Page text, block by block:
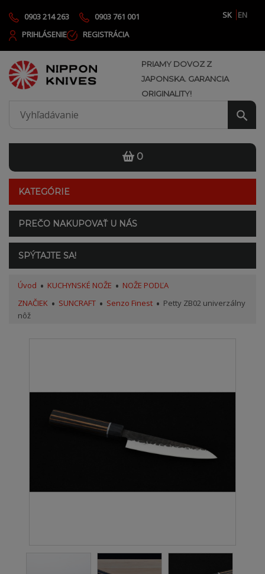
0903 214 263 0903 761 001 SK
EN
PRIHLÁSENIE
REGISTRÁCIA
PRIAMY DOVOZ Z
JAPONSKA. GARANCIA
ORIGINALITY!
0
KATEGÓRIE
PREČO NAKUPOVAŤ U NÁS
SPÝTAJTE SA!
Úvod KUCHYNSKÉ NOŽE
NOŽE PODĽA
ZNAČIEK
SUNCRAFT Senzo Finest
Petty ZB02 univerzálny
nôž